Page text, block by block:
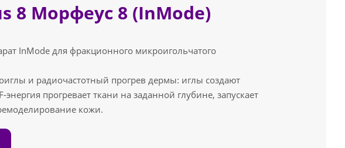
8 Морфеус 8 (InMode)
InMode для фракционного микроигольчатого
и радиочастотный прогрев дермы: иглы создают
прогревает ткани на заданной глубине, запускает
кожи.